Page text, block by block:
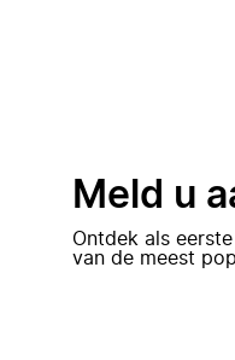
Meld u
Ontdek als
van de meest